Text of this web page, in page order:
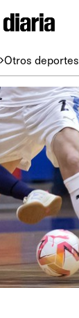
Otros deportes